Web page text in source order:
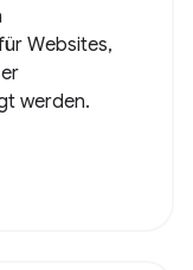
Websites,
werden.